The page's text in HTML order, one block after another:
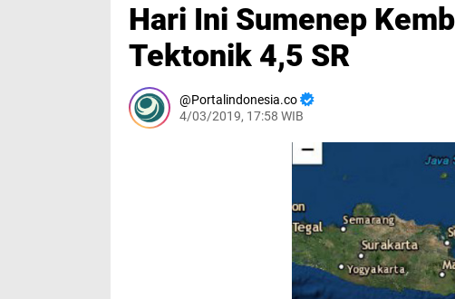
Hari Ini Sumenep
Tektonik 4,5 SR
Portalindonesia.co
4/03/2019, 17:58 WIB